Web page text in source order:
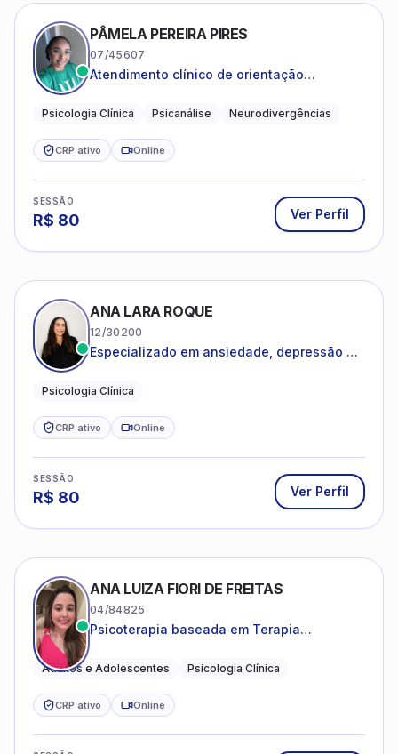
PÂMELA PEREIRA PIRES
07/45607
Atendimento clínico de orientação
crianças neurotípicas
Psicologia Clínica Psicanálise Neurodivergências
CRP ativo Online
SESSÃO
R$ 80 Ver Perfil
ANA LARA ROQUE
12/30200
Especializado em ansiedade, depressão e
Psicologia Clínica
CRP ativo Online
SESSÃO
R$ 80 Ver Perfil
ANA LUIZA FIORI DE FREITAS
04/84825
Psicoterapia baseada em Terapia
Adultos e Adolescentes Psicologia Clínica
CRP ativo Online